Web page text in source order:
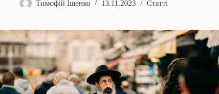
Тимофій Іщенко 13.11.2023 Статті